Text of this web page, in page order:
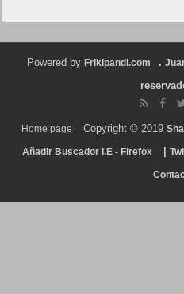
Powered by Frikipandi.com .
Home page Copyright © 2019
Añadir Buscador I.E - Firefox |